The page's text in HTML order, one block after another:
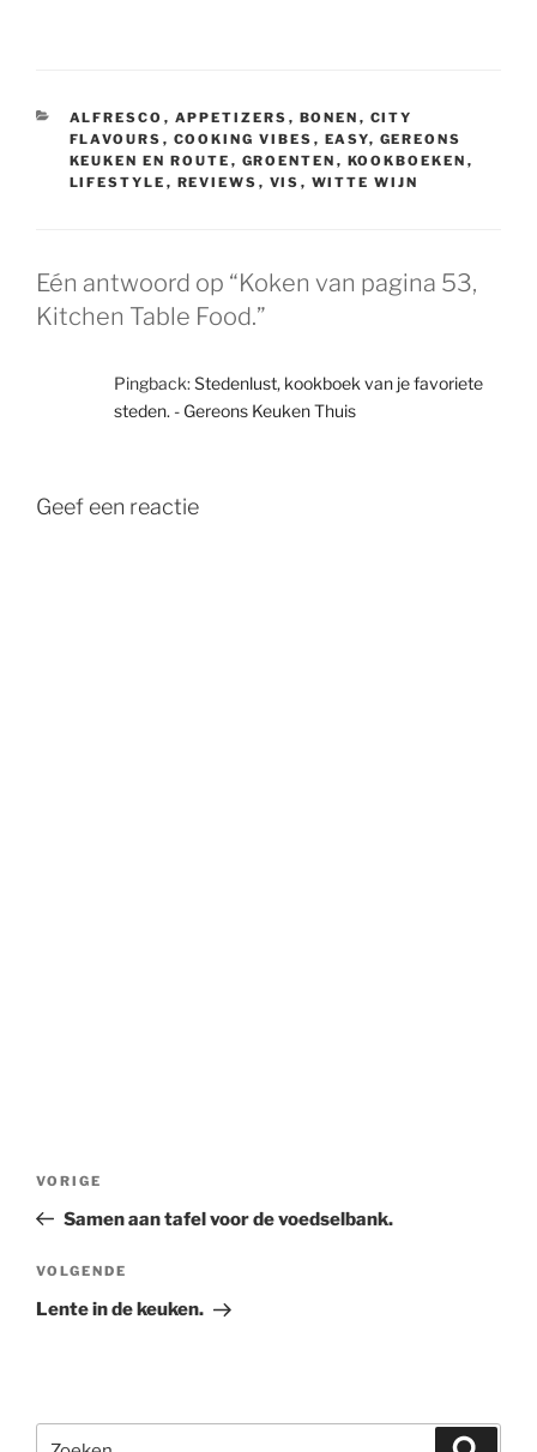
CATEGORIEËN
ALFRESCO , APPETIZERS , BONEN , CITY
FLAVOURS , COOKING VIBES , EASY, GEREONS
KEUKEN EN ROUTE , GROENTEN , KOOKBOEKEN ,
LIFESTYLE , REVIEWS , VIS , WITTE WIJN
Eén antwoord op “Koken van pagina 53,
Kitchen Table Food.”
Pingback:Stedenlust, kookboek van je favoriete
steden. - Gereons Keuken Thuis
Geef een reactie
Vorig
bericht
VORIGE
Samen aan tafel voor de voedselbank.
Volgend
bericht
VOLGENDE
Lente in de keuken.